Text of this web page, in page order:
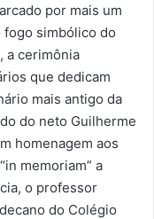
por mais um
fogo simbólico do
a cerimônia
que dedicam
mais antigo da
do neto Guilherme
homenagem aos
memoriam” a
o professor
do Colégio